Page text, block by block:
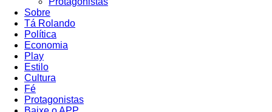
Sobre
Tá Rolando
Política
Economia
Play
Estilo
Cultura
Fé
Protagonistas